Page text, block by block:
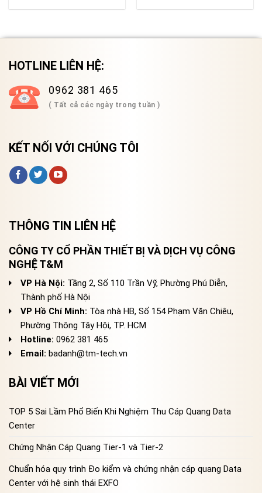
HOTLINE LIÊN HỆ:
0962 381 465
( Tất cả các ngày trong tuần )
KẾT NỐI VỚI CHÚNG TÔI
THÔNG TIN LIÊN HỆ
CÔNG TY CỔ PHẦN THIẾT BỊ VÀ DỊCH VỤ CÔNG
NGHỆ T&M
VP Hà Nội: Tầng 2, Số 110 Trần Vỹ, Phường Phú Diễn,
Thành phố Hà Nội
VP Hồ Chí Minh: Tòa nhà HB, Số 154 Phạm Văn Chiêu,
Phường Thông Tây Hội, TP. HCM
Hotline: 0962 381 465
Email: badanh@tm-tech.vn
BÀI VIẾT MỚI
TOP 5 Sai Lầm Phổ Biến Khi Nghiệm Thu Cáp Quang Data
Center
Chứng Nhận Cáp Quang Tier-1 và Tier-2
Chuẩn hóa quy trình Đo kiểm và chứng nhận cáp quang Data
Center với hệ sinh thái EXFO